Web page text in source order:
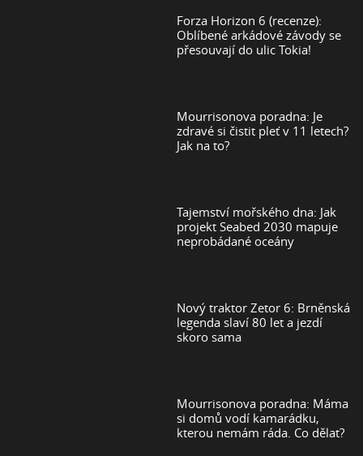
Forza Horizon 6 (recenze):
Oblíbené arkádové závody se
přesouvají do ulic Tokia!
Mourrisonova poradna: Je
zdravé si čistit pleť v 11 letech?
Jak na to?
Tajemství mořského dna: Jak
projekt Seabed 2030 mapuje
neprobádané oceány
Nový traktor Zetor 6: Brněnská
legenda slaví 80 let a jezdí
skoro sama
Mourrisonova poradna: Máma
si domů vodí kamarádku,
kterou nemám ráda. Co dělat?